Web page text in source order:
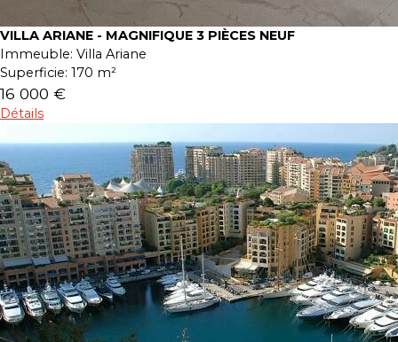
VILLA ARIANE - MAGNIFIQUE 3 PIÈCES NEUF
Immeuble: Villa Ariane
Superficie: 170 m²
16 000 €
Détails